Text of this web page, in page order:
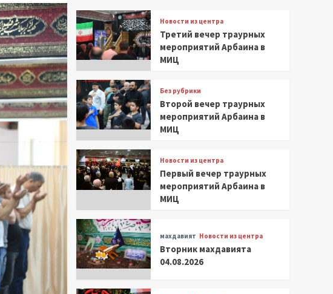
Новости из центра
Третий вечер траурных
мероприятий Арбаина в
МИЦ
Без рубрики
Второй вечер траурных
мероприятий Арбаина в
МИЦ
Новости из центра
Первый вечер траурных
мероприятий Арбаина в
МИЦ
махдавият Новости из центра
Вторник махдавията
04.08.2026